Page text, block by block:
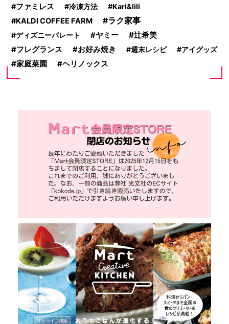
ファミレス
冷凍方法 Kari&lili
KALDI COFFEE FARM ラク家事
ディズニーパレート ヤミー
辻希美
フレグランス
お好み焼き 週末レシピ アイグッズ
家庭菜園 ヘリノックス